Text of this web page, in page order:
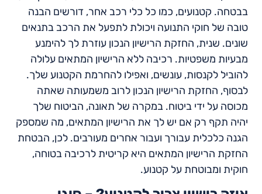
בבטחה. קטנועים, כמו כל כלי רכב אחר, דורשים הבנה
טובה של חוקי התנועה ויכולת לתפעל את הרכב בתנאים
שונים. שנית, החזקת הרישיון הנכון עוזרת לך להימנע
מבעיות משפטיות. רכיבה ללא הרישיון המתאים עלולה
להוביל לקנסות, עונשים, ואפילו להחרמת הקטנוע שלך.
לבסוף, החזקת הרישיון הנכון לרוב משמעותה שאתה
מכוסה על ידי ביטוח. במקרה של תאונה, הביטוח שלך
יהיה תקף רק אם יש לך את הרישיון המתאים, מה שמספק
הגנה כלכלית עבורך ועבור אחרים מעורבים. לכן, הבטחת
החזקת הרישיון המתאים היא קריטית לרכיבה בטוחה,
חוקית ומבוטחת על קטנוע.